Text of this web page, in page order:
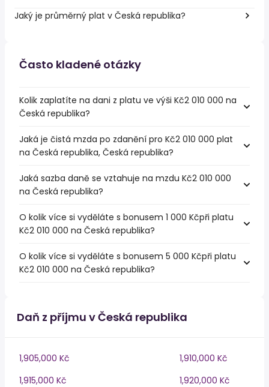
Jaký je průměrný plat v Česká republika?
Často kladené otázky
Kolik zaplatíte na dani z platu ve výši Kč2 010 000 na
Česká republika?
Jaká je čistá mzda po zdanění pro Kč2 010 000 plat
na Česká republika, Česká republika?
Jaká sazba daně se vztahuje na mzdu Kč2 010 000
na Česká republika?
O kolik více si vyděláte s bonusem 1 000 Kčpři platu
Kč2 010 000 na Česká republika?
O kolik více si vyděláte s bonusem 5 000 Kčpři platu
Kč2 010 000 na Česká republika?
Daň z příjmu v Česká republika
1,905,000 Kč
1,910,000 Kč
1,915,000 Kč
1,920,000 Kč